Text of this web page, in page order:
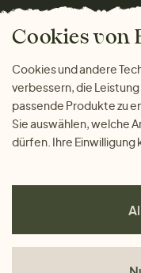
Bella Green Magazin
Geschenke
Warum bei uns
Cookies von
Cookies und andere
verbessern, die
passende Produkte zu
Sie auswählen, welche
dürfen. Ihre Einwilligung